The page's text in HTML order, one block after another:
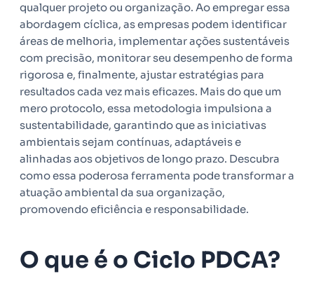
qualquer projeto ou organização. Ao empregar essa
abordagem cíclica, as empresas podem identificar
áreas de melhoria, implementar ações sustentáveis
com precisão, monitorar seu desempenho de forma
rigorosa e, finalmente, ajustar estratégias para
resultados cada vez mais eficazes. Mais do que um
mero protocolo, essa metodologia impulsiona a
sustentabilidade, garantindo que as iniciativas
ambientais sejam contínuas, adaptáveis e
alinhadas aos objetivos de longo prazo. Descubra
como essa poderosa ferramenta pode transformar a
atuação ambiental da sua organização,
promovendo eficiência e responsabilidade.
O que é o Ciclo PDCA?